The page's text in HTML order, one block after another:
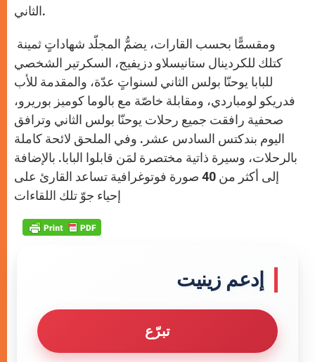
الثاني.
كتلك للكردينال ستانيسلاو دزيفيج، السكرتير الشخصي
للبابا يوحنّا بولس الثاني لسنواتٍ عدّة، والمقدمة للأب
فدريكو لومباردي، ومقابلة خاصّة مع بالوما كوميز بوريرو،
صحفية رافقت جميع رحلات يوحنّا بولس الثاني وترافق
اليوم بندكتس السادس عشر. وفي الملحق لائحة كاملة
بالرحلات، وسيرة ذاتية مختصرة لمَن قابلوا البابا. بالإضافة
إلى أكثر من 40 صورة فوتوغرافية تساعد القارئ على
إحياء جوّ تلك اللقاءات
إدعم زينيت
تبرّع